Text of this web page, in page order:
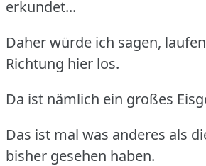
erkundet...
Daher würde ich sagen,
Richtung hier los.
Da ist nämlich ein großes
Das ist mal was anderes als
bisher gesehen haben.